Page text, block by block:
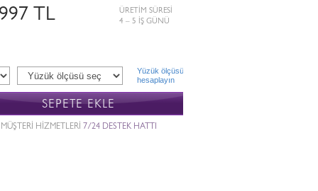
TL
ÜRETİM SÜRESİ
4 – 5 İŞ GÜNÜ
Yüzük ölçüsü
hesaplayın
SEPETE EKLE
MÜŞTERİ HİZMETLERİ 7/24 DESTEK HATTI